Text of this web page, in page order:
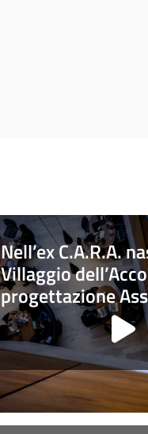
Nell’ex C.A.R.A.
Villaggio
progettazione